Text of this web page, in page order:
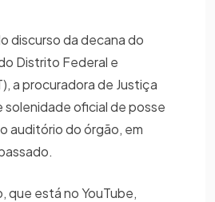
discurso da decana do
Distrito Federal e
a procuradora de Justiça
solenidade oficial de posse
auditório do órgão, em
que está no YouTube,